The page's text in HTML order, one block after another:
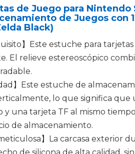
de Juego para
de Juegos con
Black)
】Este estuche para
El relieve estereoscópico
】Este estuche de
lo que significa que
y una tarjeta TF al mismo
de almacenamiento.
】La carcasa exterior